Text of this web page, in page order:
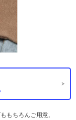
もちろんご用意。